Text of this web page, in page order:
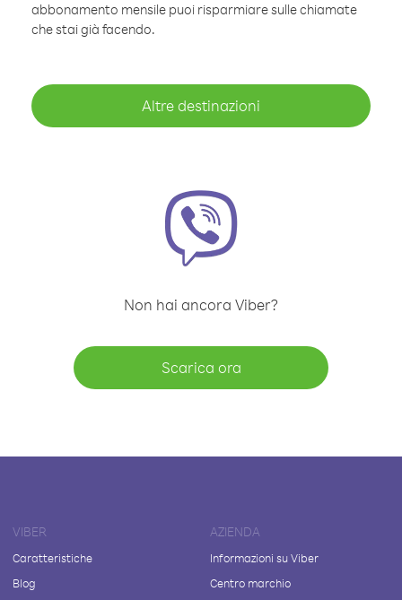
abbonamento mensile puoi risparmiare sulle chiamate
che stai già facendo.
Altre destinazioni
Non hai ancora Viber?
Scarica ora
VIBER
Caratteristiche
Blog
AZIENDA
Informazioni su Viber
Centro marchio